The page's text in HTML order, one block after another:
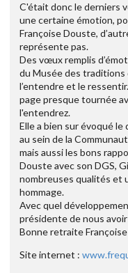
C'était donc le derniers
une certaine émotion,
Françoise Douste,
représente pas.
Des vœux remplis
du Musée des traditions
l’entendre et le
page presque tournée
l'entendrez.
Elle a bien sur évoqué
au sein de la
mais aussi les bons
Douste avec son DGS,
nombreuses qualités et
hommage.
Avec quel
présidente de nous
Bonne retraite
Site internet :